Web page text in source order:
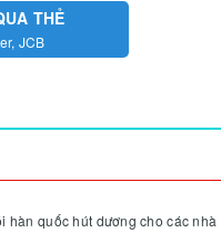
THẺ
JCB
hàn quốc hút dương cho các nhà